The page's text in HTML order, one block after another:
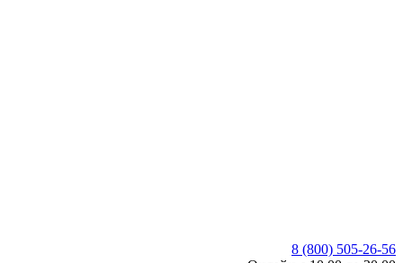
8 (800) 505-26-56